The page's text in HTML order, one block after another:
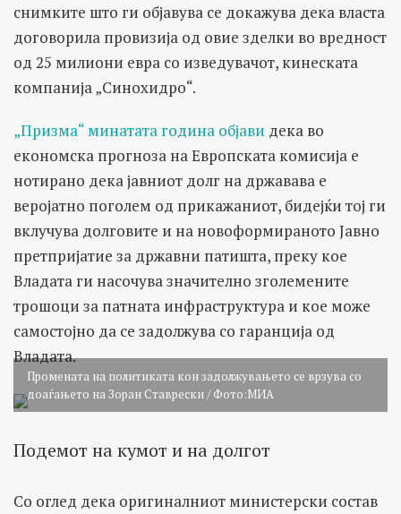
снимките што ги објавува се докажува дека власта
договорила провизија од овие зделки во вредност
од 25 милиони евра со изведувачот, кинеската
компанија „Синохидро“.
„Призма“ минатата година објави дека во
економска прогноза на Европската комисија е
нотирано дека јавниот долг на државава е
веројатно поголем од прикажаниот, бидејќи тој ги
вклучува долговите и на новоформираното Јавно
претпријатие за државни патишта, преку кое
Владата ги насочува значително зголемените
трошоци за патната инфраструктура и кое може
самостојно да се задолжува со гаранција од
Владата.
Промената на политиката кон задолжувањето се врзува со
доаѓањето на Зоран Ставрески / Фото:МИА
Подемот на кумот и на долгот
Со оглед дека оригиналниот министерски состав